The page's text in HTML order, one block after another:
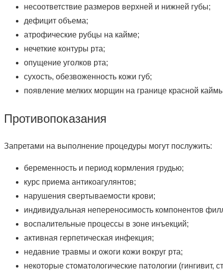
несоответствие размеров верхней и нижней губы;
дефицит объема;
атрофические рубцы на кайме;
нечеткие контуры рта;
опущение уголков рта;
сухость, обезвоженность кожи губ;
появление мелких морщин на границе красной
Противопоказания
Запретами на выполнение процедуры могут послужить:
беременность и период кормления грудью;
курс приема антикоагулянтов;
нарушения свертываемости крови;
индивидуальная непереносимость компонентов
воспалительные процессы в зоне инъекций;
активная герпетическая инфекция;
недавние травмы и ожоги кожи вокруг рта;
некоторые стоматологические патологии (гингивит,